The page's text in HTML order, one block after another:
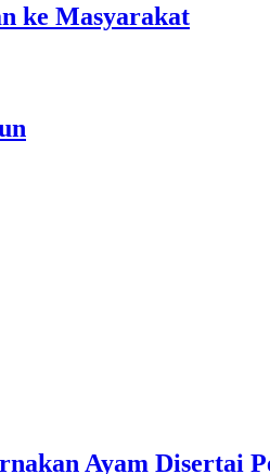
ke Masyarakat
Ayam Disertai